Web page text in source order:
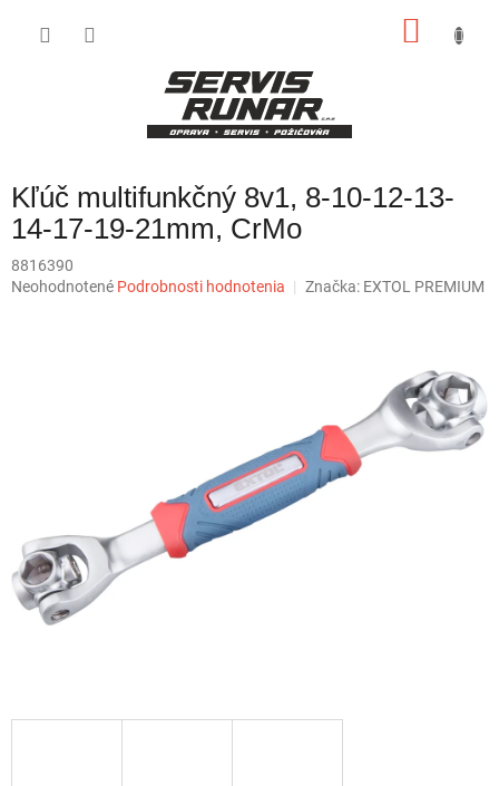
Kľúč multifunkčný 8v1, 8-10-12-13-
14-17-19-21mm, CrMo
8816390
Priemerné
Neohodnotené Podrobnosti hodnotenia Značka: EXTOL PREMIUM